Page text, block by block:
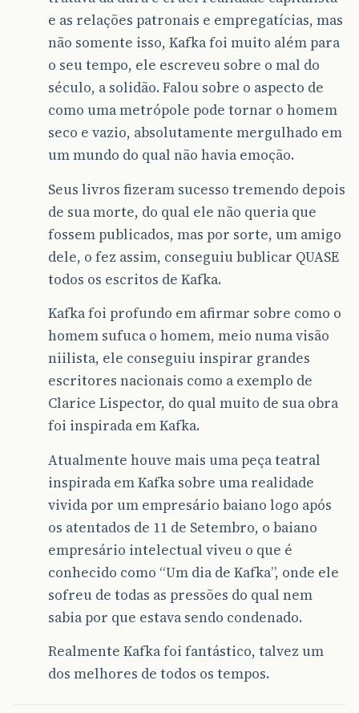
e as relações patronais e empregatícias, mas
não somente isso, Kafka foi muito além para
o seu tempo, ele escreveu sobre o mal do
século, a solidão. Falou sobre o aspecto de
como uma metrópole pode tornar o homem
seco e vazio, absolutamente mergulhado em
um mundo do qual não havia emoção.
Seus livros fizeram sucesso tremendo depois
de sua morte, do qual ele não queria que
fossem publicados, mas por sorte, um amigo
dele, o fez assim, conseguiu bublicar QUASE
todos os escritos de Kafka.
Kafka foi profundo em afirmar sobre como o
homem sufuca o homem, meio numa visão
niilista, ele conseguiu inspirar grandes
escritores nacionais como a exemplo de
Clarice Lispector, do qual muito de sua obra
foi inspirada em Kafka.
Atualmente houve mais uma peça teatral
inspirada em Kafka sobre uma realidade
vivida por um empresário baiano logo após
os atentados de 11 de Setembro, o baiano
empresário intelectual viveu o que é
conhecido como “Um dia de Kafka”, onde ele
sofreu de todas as pressões do qual nem
sabia por que estava sendo condenado.
Realmente Kafka foi fantástico, talvez um
dos melhores de todos os tempos.